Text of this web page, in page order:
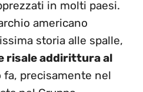
in molti paesi.
americano
storia alle spalle,
risale addirittura al
fa, precisamente nel